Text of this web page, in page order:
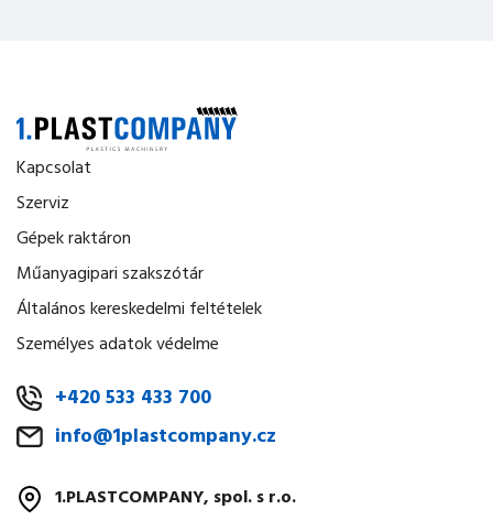
Kapcsolat
Szerviz
Gépek raktáron
Műanyagipari szakszótár
Általános kereskedelmi feltételek
Személyes adatok védelme
+420 533 433 700
info@1plastcompany.cz
1.PLASTCOMPANY, spol. s r.o.